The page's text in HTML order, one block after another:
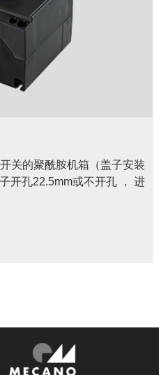
关的聚酰胺机箱（盖子安装